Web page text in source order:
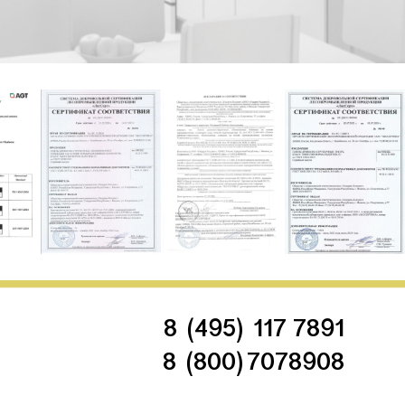
8 (495) 117 7891
8 (800)7078908